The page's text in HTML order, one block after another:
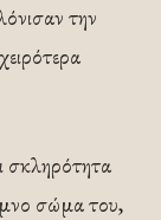
την
σκληρότητα
σώμα του,